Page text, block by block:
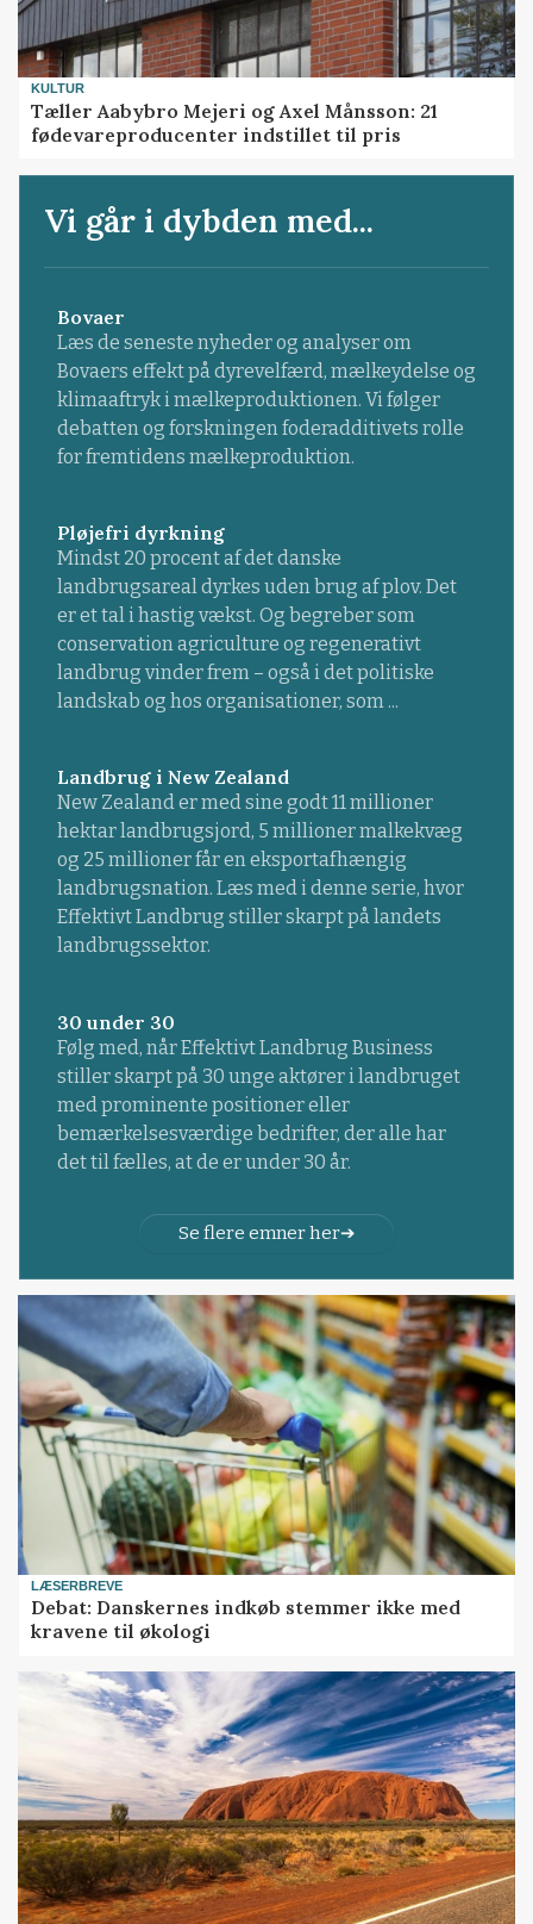
KULTUR
Tæller Aabybro Mejeri og Axel Månsson: 21
fødevareproducenter indstillet til pris
Vi går i dybden med...
Bovaer
Læs de seneste nyheder og analyser om
Bovaers effekt på dyrevelfærd, mælkeydelse og
klimaaftryk i mælkeproduktionen. Vi følger
debatten og forskningen foderadditivets rolle
for fremtidens mælkeproduktion.
Pløjefri dyrkning
Mindst 20 procent af det danske
landbrugsareal dyrkes uden brug af plov. Det
er et tal i hastig vækst. Og begreber som
conservation agriculture og regenerativt
landbrug vinder frem – også i det politiske
landskab og hos organisationer, som ...
Landbrug i New Zealand
New Zealand er med sine godt 11 millioner
hektar landbrugsjord, 5 millioner malkekvæg
og 25 millioner får en eksportafhængig
landbrugsnation. Læs med i denne serie, hvor
Effektivt Landbrug stiller skarpt på landets
landbrugssektor.
30 under 30
Følg med, når Effektivt Landbrug Business
stiller skarpt på 30 unge aktører i landbruget
med prominente positioner eller
bemærkelsesværdige bedrifter, der alle har
det til fælles, at de er under 30 år.
Se flere emner her
LÆSERBREVE
Debat: Danskernes indkøb stemmer ikke med
kravene til økologi